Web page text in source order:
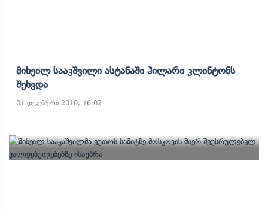
Მიხეილ Სააკშვილი Ასტანაში Ჰილარი Კლინტონს
Შეხვდა
01 დეკემბერი 2010, 16:02